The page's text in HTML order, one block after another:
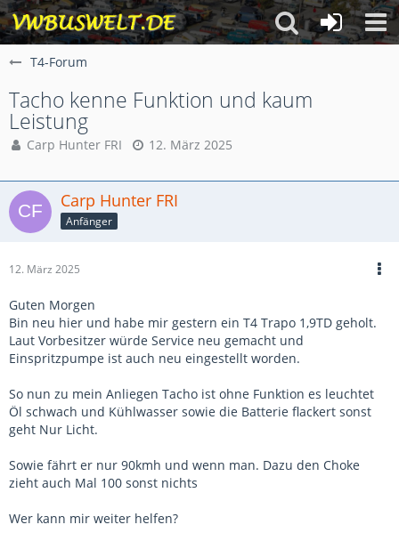
T4-Forum
Tacho kenne Funktion und kaum
Leistung
Carp Hunter FRI 12. März 2025
Carp Hunter FRI
Anfänger
12. März 2025
Guten Morgen
Bin neu hier und habe mir gestern ein T4 Trapo 1,9TD geholt.
Laut Vorbesitzer würde Service neu gemacht und
Einspritzpumpe ist auch neu eingestellt worden.
So nun zu mein Anliegen Tacho ist ohne Funktion es leuchtet
Öl schwach und Kühlwasser sowie die Batterie flackert sonst
geht Nur Licht.
Sowie fährt er nur 90kmh und wenn man. Dazu den Choke
zieht auch Mal 100 sonst nichts
Wer kann mir weiter helfen?